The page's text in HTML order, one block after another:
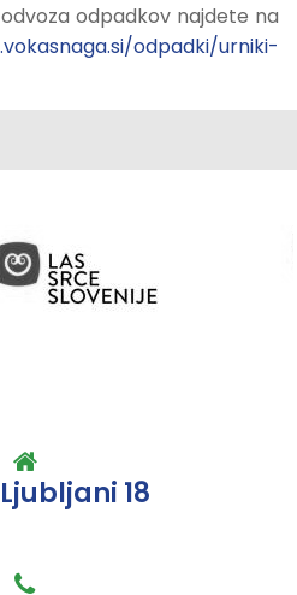
odpadkov najdete na
odpadki/urniki-
18